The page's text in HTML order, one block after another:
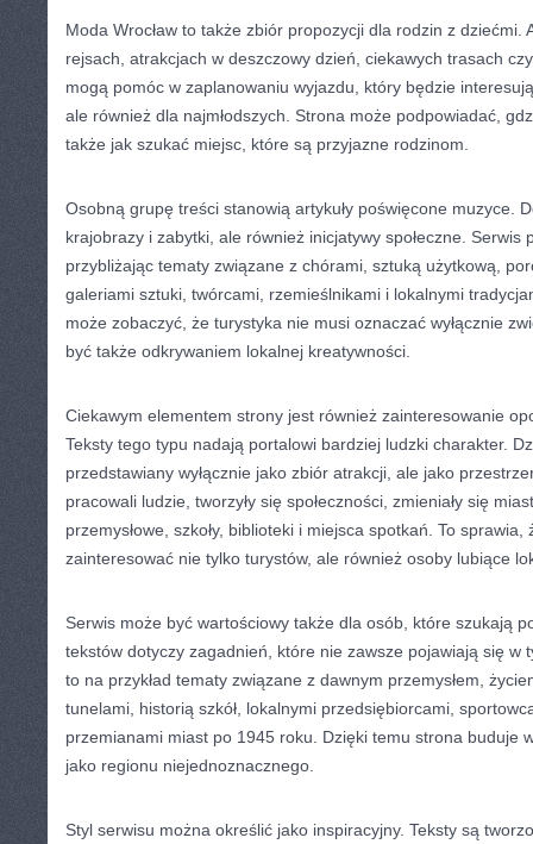
Moda Wrocław to także zbiór propozycji dla rodzin z dziećmi.
rejsach, atrakcjach w deszczowy dzień, ciekawych trasach
mogą pomóc w zaplanowaniu wyjazdu, który będzie
ale również dla najmłodszych. Strona może podpowiadać,
także jak szukać miejsc, które są przyjazne rodzinom.
Osobną grupę treści stanowią artykuły poświęcone muzyce.
krajobrazy i zabytki, ale również inicjatywy społeczne. Serwis
przybliżając tematy związane z chórami, sztuką użytkową,
galeriami sztuki, twórcami, rzemieślnikami i lokalnymi
może zobaczyć, że turystyka nie musi oznaczać wyłącznie
być także odkrywaniem lokalnej kreatywności.
Ciekawym elementem strony jest również zainteresowanie
Teksty tego typu nadają portalowi bardziej ludzki charakter.
przedstawiany wyłącznie jako zbiór atrakcji, ale jako
pracowali ludzie, tworzyły się społeczności, zmieniały się
przemysłowe, szkoły, biblioteki i miejsca spotkań. To sprawia,
zainteresować nie tylko turystów, ale również osoby lubiące
Serwis może być wartościowy także dla osób, które szukają
tekstów dotyczy zagadnień, które nie zawsze pojawiają się w
to na przykład tematy związane z dawnym przemysłem,
tunelami, historią szkół, lokalnymi przedsiębiorcami,
przemianami miast po 1945 roku. Dzięki temu strona buduje
jako regionu niejednoznacznego.
Styl serwisu można określić jako inspiracyjny. Teksty są